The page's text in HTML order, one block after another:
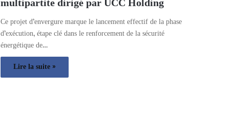
multipartite dirigé par UCC Holding
Ce projet d’envergure marque le lancement effectif de la phase
d’exécution, étape clé dans le renforcement de la sécurité
énergétique de…
Lire la suite »